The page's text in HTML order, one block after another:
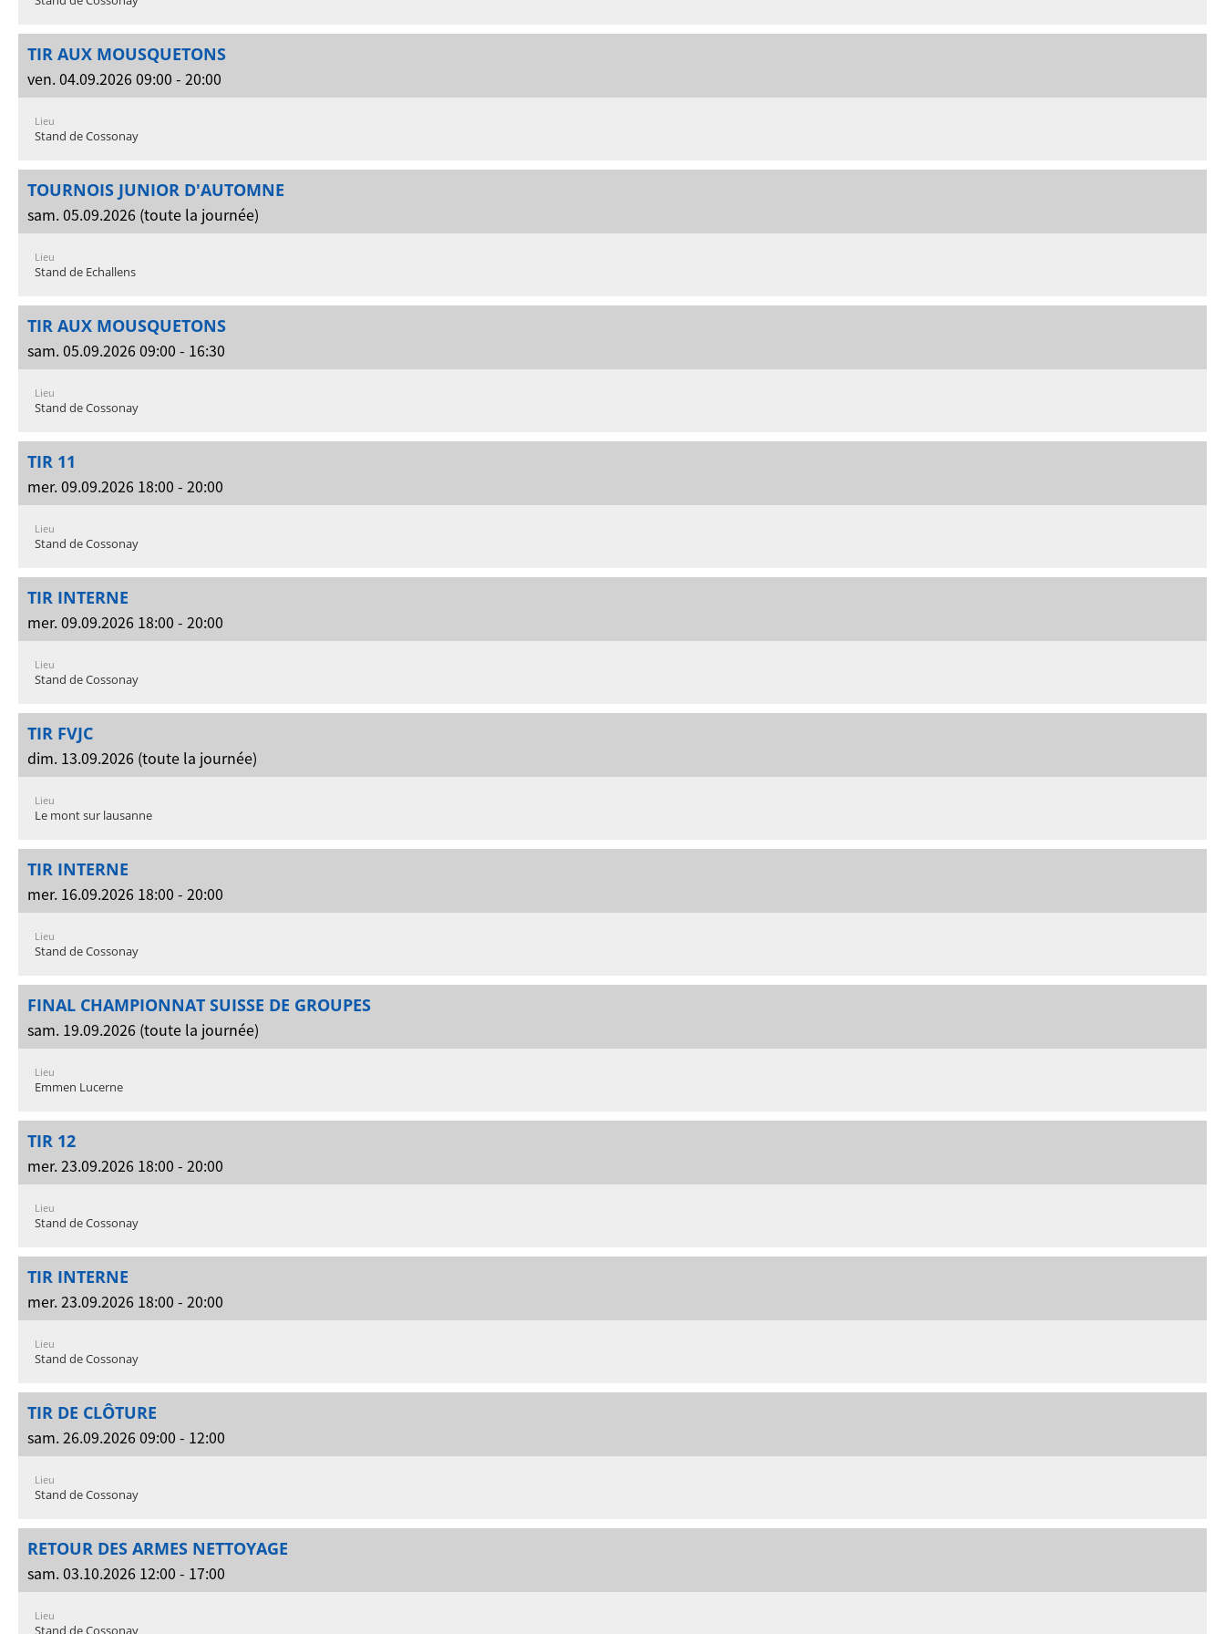
TIR AUX MOUSQUETONS
ven. 04.09.2026 09:00 - 20:00
Lieu
Stand de Cossonay
TOURNOIS JUNIOR D'AUTOMNE
sam. 05.09.2026 (toute la journée)
Lieu
Stand de Echallens
TIR AUX MOUSQUETONS
sam. 05.09.2026 09:00 - 16:30
Lieu
Stand de Cossonay
TIR 11
mer. 09.09.2026 18:00 - 20:00
Lieu
Stand de Cossonay
TIR INTERNE
mer. 09.09.2026 18:00 - 20:00
Lieu
Stand de Cossonay
TIR FVJC
dim. 13.09.2026 (toute la journée)
Lieu
Le mont sur lausanne
TIR INTERNE
mer. 16.09.2026 18:00 - 20:00
Lieu
Stand de Cossonay
FINAL CHAMPIONNAT SUISSE DE GROUPES
sam. 19.09.2026 (toute la journée)
Lieu
Emmen Lucerne
TIR 12
mer. 23.09.2026 18:00 - 20:00
Lieu
Stand de Cossonay
TIR INTERNE
mer. 23.09.2026 18:00 - 20:00
Lieu
Stand de Cossonay
TIR DE CLÔTURE
sam. 26.09.2026 09:00 - 12:00
Lieu
Stand de Cossonay
RETOUR DES ARMES NETTOYAGE
sam. 03.10.2026 12:00 - 17:00
Lieu
Stand de Cossonay